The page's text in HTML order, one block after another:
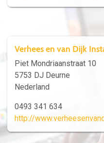
Verhees en van Dijk
Piet Mondriaanstraat 10
5753 DJ Deurne
Nederland
0493 341 634
http://